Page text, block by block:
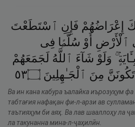
إِعْرَاضُهُمْ فَإِنِ ٱسْتَطَعْتَ
ٱلْأَرْضِ أَوْ سُلَّمًۭا فِى
بِـَٔايَةٍۢ ۚ وَلَوْ شَآءَ ٱللَّهُ لَجَمَعَهُمْ
تَكُونَنَّ مِنَ ٱلْجَـٰهِلِينَ ۝٣٥
Ва ин кана кабура ъалайка иърозуҳум
табтағия нафақан фи-л-арзи ав
таътияҳум би аяҳ. Ва лав шааллоҳу ла
ла такунанна мина-л-ҷаҳилӣн.